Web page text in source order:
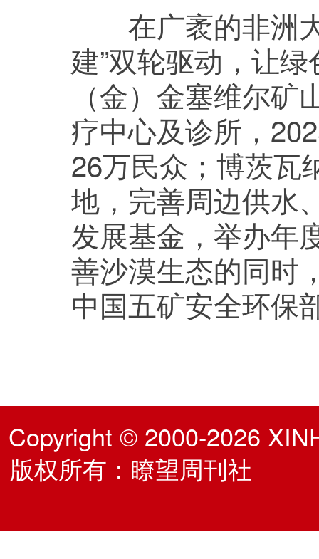
在广袤的非洲大
建”双轮驱动，让
（金）金塞维尔
疗中心及诊所，
26万民众；博茨瓦
地，完善周边供水
发展基金，举办年
善沙漠生态的同时
中国五矿安全环保
Copyright © 2000-2026
版权所有：瞭望周刊社